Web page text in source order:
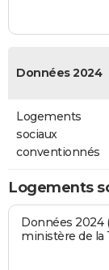
Données 2024
Logements
sociaux
conventionnés
Logements
Données 2024
ministère de la